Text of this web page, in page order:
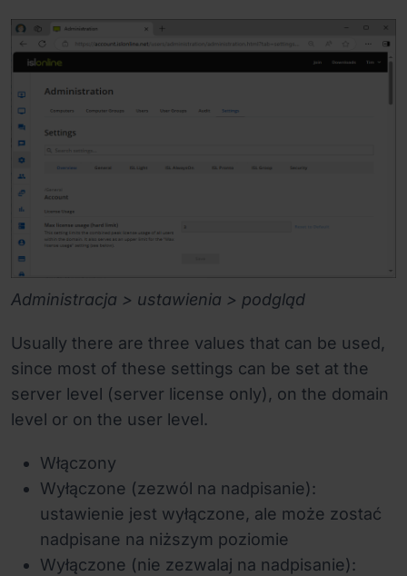
Administracja > ustawienia > podgląd
Usually there are three values that can be used,
since most of these settings can be set at the
server level (server license only), on the domain
level or on the user level.
Włączony
Wyłączone (zezwól na nadpisanie):
ustawienie jest wyłączone, ale może zostać
nadpisane na niższym poziomie
Wyłączone (nie zezwalaj na nadpisanie):